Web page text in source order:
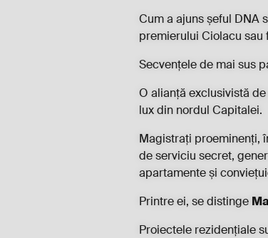
Cum a ajuns șeful DNA
premierului Ciolacu sau
Secvențele de mai sus
O alianță exclusivistă
lux din nordul Capitalei.
Magistrați proeminenți,
de serviciu secret,
apartamente și
Printre ei, se distinge
Proiectele rezidențiale